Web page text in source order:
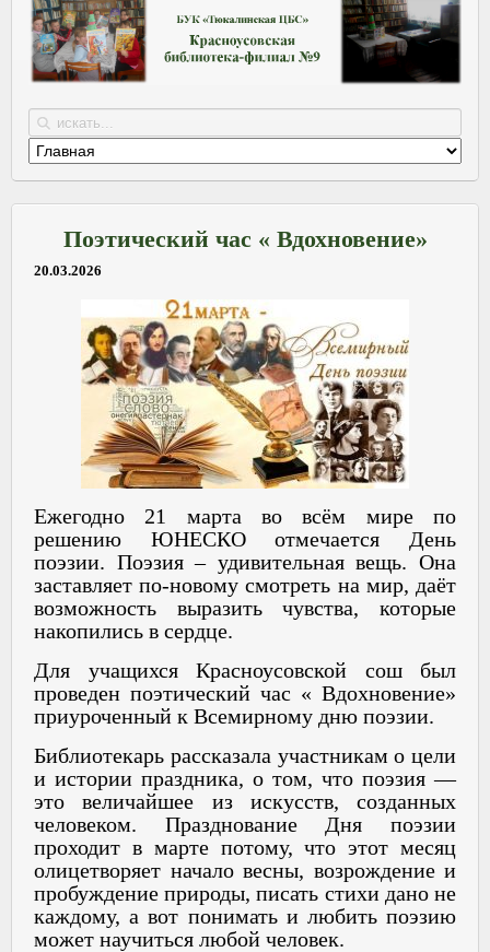
Поэтический час « Вдохновение»
20.03.2026
Ежегодно 21 марта во всём мире по
решению ЮНЕСКО отмечается День
поэзии. Поэзия – удивительная вещь. Она
заставляет по-новому смотреть на мир, даёт
возможность выразить чувства, которые
накопились в сердце.
Для учащихся Красноусовской сош был
проведен поэтический час « Вдохновение»
приуроченный к Всемирному дню поэзии.
Библиотекарь рассказала участникам о цели
и истории праздника, о том, что поэзия —
это величайшее из искусств, созданных
человеком. Празднование Дня поэзии
проходит в марте потому, что этот месяц
олицетворяет начало весны, возрождение и
пробуждение природы, писать стихи дано не
каждому, а вот понимать и любить поэзию
может научиться любой человек.